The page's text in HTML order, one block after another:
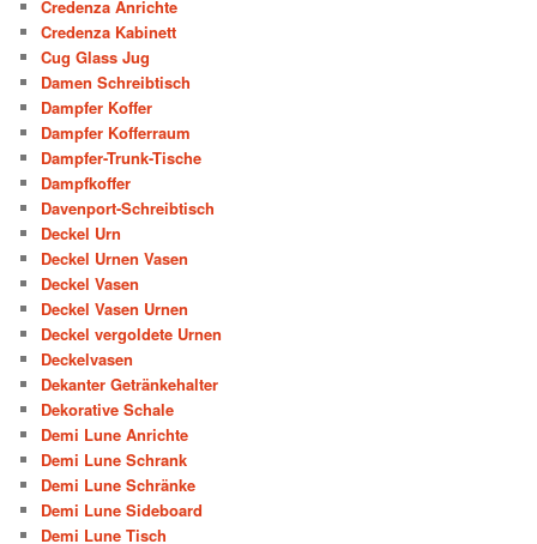
Credenza Anrichte
Credenza Kabinett
Cug Glass Jug
Damen Schreibtisch
Dampfer Koffer
Dampfer Kofferraum
Dampfer-Trunk-Tische
Dampfkoffer
Davenport-Schreibtisch
Deckel Urn
Deckel Urnen Vasen
Deckel Vasen
Deckel Vasen Urnen
Deckel vergoldete Urnen
Deckelvasen
Dekanter Getränkehalter
Dekorative Schale
Demi Lune Anrichte
Demi Lune Schrank
Demi Lune Schränke
Demi Lune Sideboard
Demi Lune Tisch